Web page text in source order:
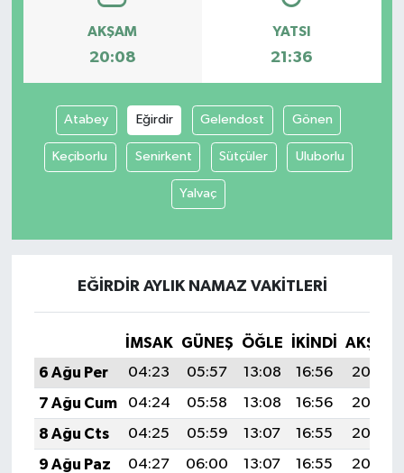
AKŞAM
20:08
YATSI
21:36
Atabey Eğirdir Gelendost Gönen
Keçiborlu Senirkent Sütçüler Uluborlu
Yalvaç
EĞIRDIR AYLIK NAMAZ VAKITLERI
İMSAK GÜNEŞ ÖĞLE İKINDI
AKŞAM
6 Ağu Per
04:23 05:57 13:08 16:56
20:08
7 Ağu Cum
04:24 05:58 13:08 16:56
20:07
8 Ağu Cts
04:25 05:59 13:07 16:55
20:06
9 Ağu Paz
04:27 06:00 13:07 16:55
20:05